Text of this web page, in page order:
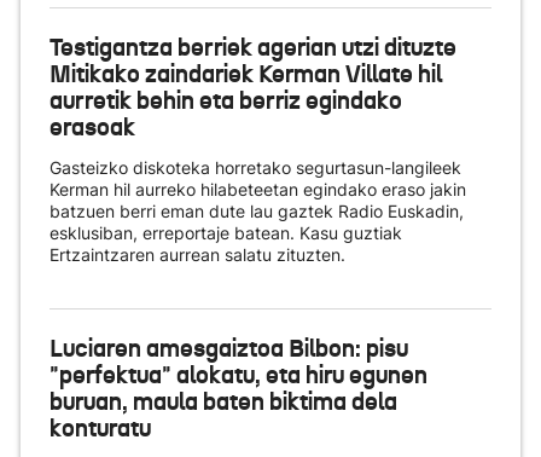
Testigantza berriek agerian utzi dituzte
Mitikako zaindariek Kerman Villate hil
aurretik behin eta berriz egindako
erasoak
Gasteizko diskoteka horretako segurtasun-langileek
Kerman hil aurreko hilabeteetan egindako eraso jakin
batzuen berri eman dute lau gaztek Radio Euskadin,
esklusiban, erreportaje batean. Kasu guztiak
Ertzaintzaren aurrean salatu zituzten.
Luciaren amesgaiztoa Bilbon: pisu
"perfektua" alokatu, eta hiru egunen
buruan, maula baten biktima dela
konturatu